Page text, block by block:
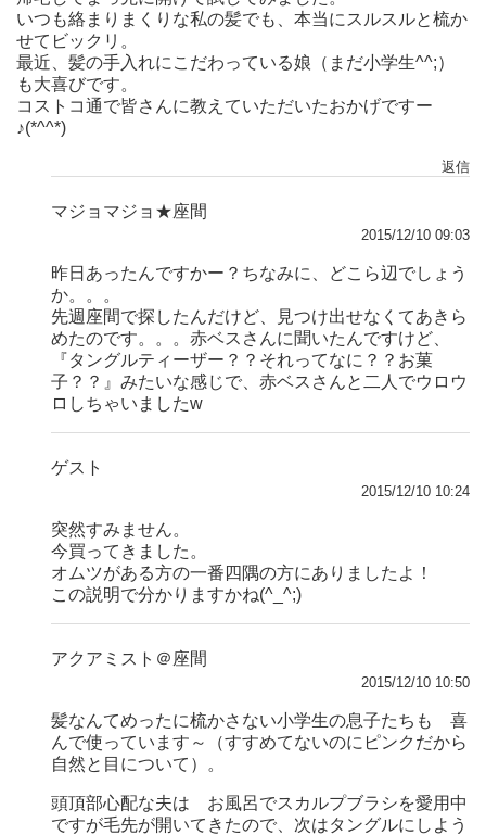
いつも絡まりまくりな私の髪でも、本当にスルスルと梳か
せてビックリ。
最近、髪の手入れにこだわっている娘（まだ小学生^^;）
も大喜びです。
コストコ通で皆さんに教えていただいたおかげですー
♪(*^^*)
返信
マジョマジョ★座間
2015/12/10 09:03
昨日あったんですかー？ちなみに、どこら辺でしょう
か。。。
先週座間で探したんだけど、見つけ出せなくてあきら
めたのです。。。赤ベスさんに聞いたんですけど、
『タングルティーザー？？それってなに？？お菓
子？？』みたいな感じで、赤ベスさんと二人でウロウ
ロしちゃいましたw
ゲスト
2015/12/10 10:24
突然すみません。
今買ってきました。
オムツがある方の一番四隅の方にありましたよ！
この説明で分かりますかね(^_^;)
アクアミスト＠座間
2015/12/10 10:50
髪なんてめったに梳かさない小学生の息子たちも 喜
んで使っています～（すすめてないのにピンクだから
自然と目について）。
頭頂部心配な夫は お風呂でスカルプブラシを愛用中
ですが毛先が開いてきたので、次はタングルにしよう